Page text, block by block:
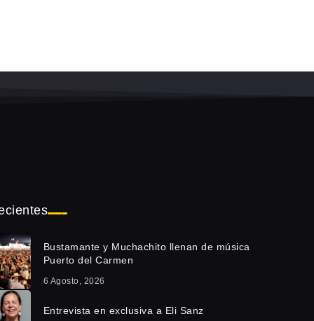
Bustamante y Muchachito llenan de música
Puerto del Carmen
6 Agosto, 2026
Entrevista en exclusiva a Eli Sanz